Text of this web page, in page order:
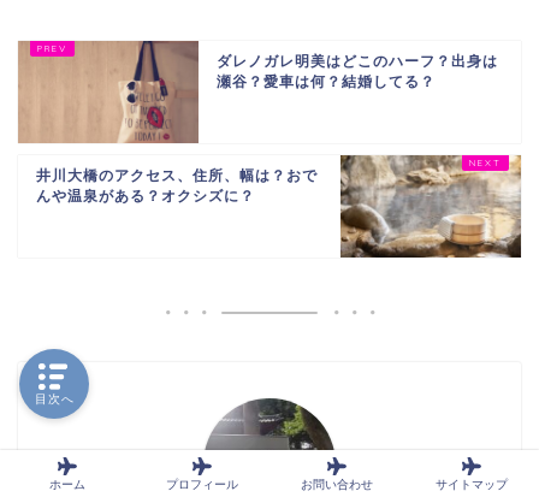
ダレノガレ明美はどこのハーフ？出身は
瀬谷？愛車は何？結婚してる？
井川大橋のアクセス、住所、幅は？おで
んや温泉がある？オクシズに？
ホーム プロフィール お問い合わせ サイトマップ
目次へ